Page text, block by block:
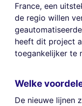
France, een
de regio willen
heeft dit project
toegankelijker te
Welke
De nieuwe lijnen